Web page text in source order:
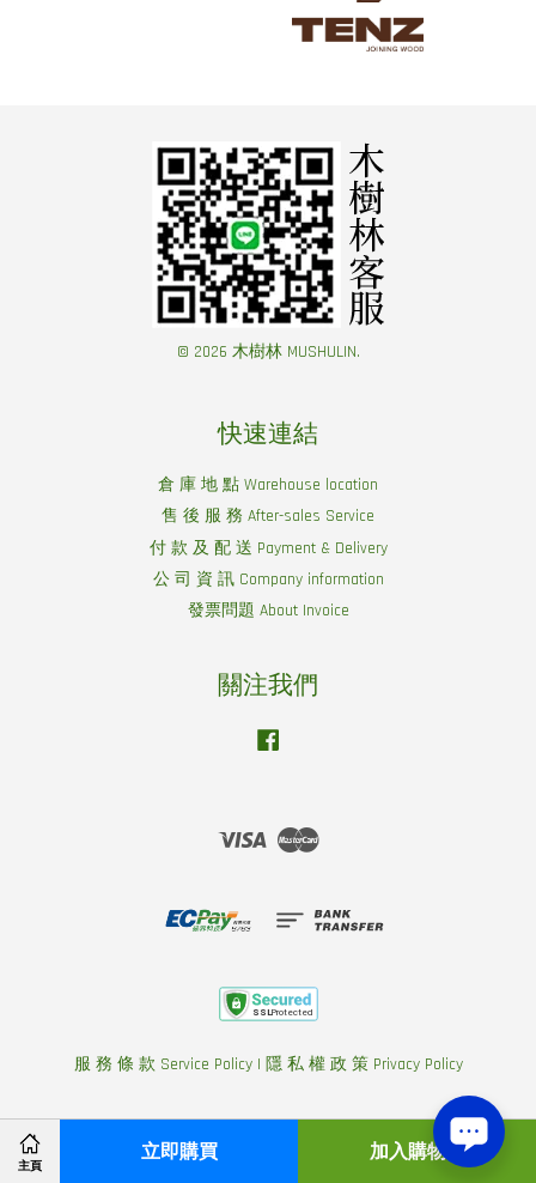
主頁
立即購買 加入購物車
© 2026 木樹林 MUSHULIN.
快速連結
倉 庫 地 點 Warehouse location
售 後 服 務 After-sales Service
付 款 及 配 送 Payment & Delivery
公 司 資 訊 Company information
發票問題 About Invoice
關注我們
Visa Master
服 務 條 款 Service Policy| 隱 私 權 政 策 Privacy Policy